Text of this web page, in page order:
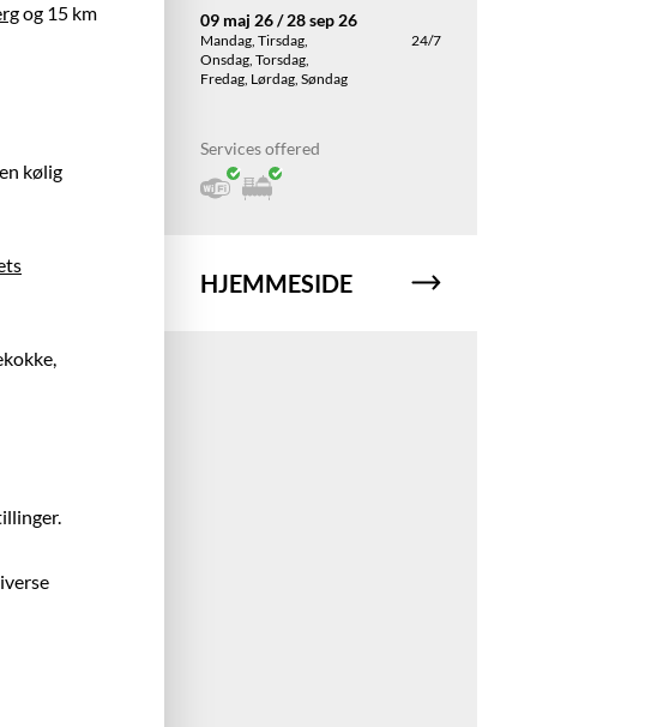
og 15 km
kølig
09 maj 26 / 28 sep 26
Mandag, Tirsdag,
Onsdag, Torsdag,
Fredag, Lørdag, Søndag
24/7
Services offered
HJEMMESIDE